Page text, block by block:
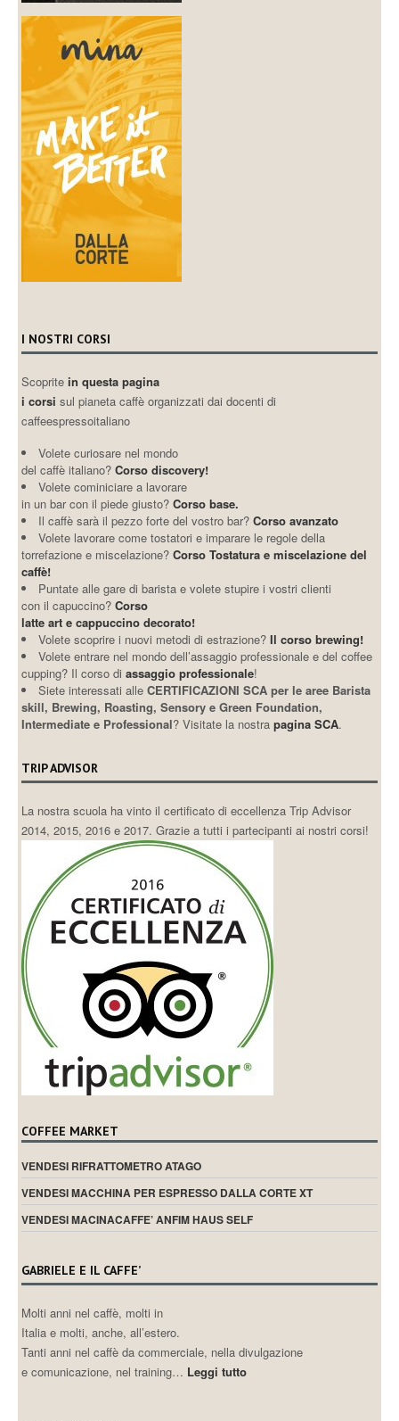
I NOSTRI CORSI
Scopritein questa pagina
i corsi sul pianeta caffè organizzati dai docenti di
caffeespressoitaliano
Volete curiosare nel mondo
del caffè italiano? Corso discovery!
Volete cominiciare a lavorare
in un bar con il piede giusto? Corso base.
Il caffè sarà il pezzo forte del vostro bar?Corso avanzato
Volete lavorare come tostatori e imparare le regole della
torrefazione e miscelazione?Corso Tostatura e miscelazione del
caffè!
Puntate alle gare di barista e volete stupire i vostri clienti
con il capuccino?Corso
latte art e cappuccino decorato!
Volete scoprire i nuovi metodi di estrazione?Il corso brewing!
Volete entrare nel mondo dell’assaggio professionale e del coffee
cupping? Il corso diassaggio professionale!
Siete interessati alleCERTIFICAZIONI SCA per le aree Barista
skill, Brewing, Roasting, Sensory e Green Foundation,
Intermediate e Professional? Visitate la nostrapagina SCA.
TRIP ADVISOR
La nostra scuola ha vinto il certificato di eccellenza Trip Advisor
2014, 2015, 2016 e 2017. Grazie a tutti i partecipanti ai nostri corsi!
COFFEE MARKET
VENDESI RIFRATTOMETRO ATAGO
VENDESI MACCHINA PER ESPRESSO DALLA CORTE XT
VENDESI MACINACAFFE’ ANFIM HAUS SELF
GABRIELE E IL CAFFE’
Molti anni nel caffè, molti in
Italia e molti, anche, all’estero.
Tanti anni nel caffè da commerciale, nella divulgazione
e comunicazione, nel training… Leggi tutto